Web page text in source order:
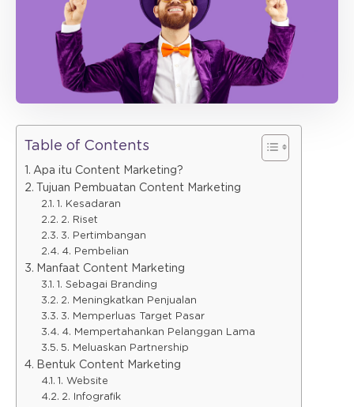
Table of Contents
Apa itu Content Marketing?
Tujuan Pembuatan Content Marketing
1. Kesadaran
2. Riset
3. Pertimbangan
4. Pembelian
Manfaat Content Marketing
1. Sebagai Branding
2. Meningkatkan Penjualan
3. Memperluas Target Pasar
4. Mempertahankan Pelanggan Lama
5. Meluaskan Partnership
Bentuk Content Marketing
1. Website
2. Infografik